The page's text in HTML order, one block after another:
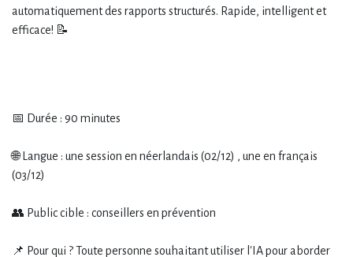
automatiquement des rapports structurés. Rapide, intelligent et
efficace! 📝
📅 Durée : 90 minutes
🌐 Langue : une session en néerlandais (02/12) , une en français
(03/12)
👥 Public cible : conseillers en prévention
📌 Pour qui ? Toute personne souhaitant utiliser l'IA pour aborder